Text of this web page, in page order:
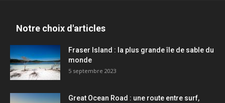
Notre choix d'articles
Fraser Island : la plus grande île de sable du
monde
5 septembre 2023
Great Ocean Road : une route entre surf,